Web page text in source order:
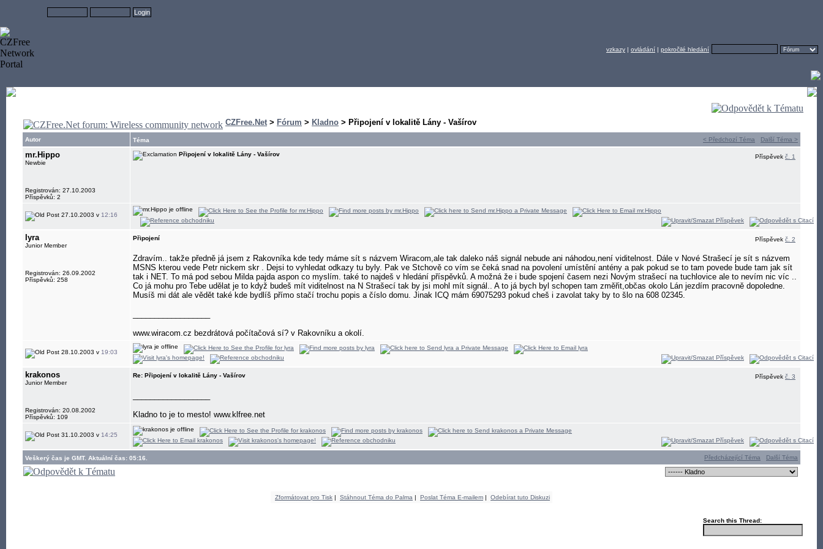
vzkazy | ovládání | pokročilé hledání
CZFree.Net > Fórum > Kladno > Připojení v lokalitě Lány - Vašírov
Autor Téma < Předchozí Téma Další Téma >
mr.Hippo
Newbie
Registrován: 27.10.2003
Příspěvků: 2
Připojení v lokalitě Lány - Vašírov Příspěvek č. 1
27.10.2003 v 12:16
lyra
Junior Member
Registrován: 26.09.2002
Příspěvků: 258
Připojení Příspěvek č. 2
Zdravím.. takže předně já jsem z Rakovníka kde tedy máme sít s názvem Wiracom,ale tak daleko náš signál nebude ani náhodou,není viditelnost. Dále v Nové Strašecí je sít s názvem
MSNS kterou vede Petr nickem skr . Dejsi to vyhledat odkazy tu byly. Pak ve Stchově co vím se čeká snad na povolení umístění antény a pak pokud se to tam povede bude tam jak sít
tak i NET. To má pod sebou Milda pajda aspon co myslím. také to najdeš v hledání příspěvků. A možná že i bude spojení časem nezi Novým strašecí na tuchlovice ale to nevím nic víc ..
Co já mohu pro Tebe udělat je to když budeš mít viditelnost na N Strašecí tak by jsi mohl mít signál.. A to já bych byl schopen tam změřit,občas okolo Lán jezdím pracovně dopoledne.
Musíš mi dát ale vědět také kde bydlíš přímo stačí trochu popis a číslo domu. Jinak ICQ mám 69075293 pokud cheš i zavolat taky by to šlo na 608 02345.
www.wiracom.cz bezdrátová počítačová sí? v Rakovníku a okolí.
28.10.2003 v 19:03
krakonos
Junior Member
Registrován: 20.08.2002
Příspěvků: 109
Re: Připojení v lokalitě Lány - Vašírov Příspěvek č. 3
Kladno to je to mesto! www.klfree.net
31.10.2003 v 14:25
Veškerý čas je GMT. Aktuální čas: 05:16. Předcházející Téma Další Téma
Zformátovat pro Tisk | Stáhnout Téma do Palma | Poslat Téma E-mailem | Odebírat tuto Diskuzi
Search this Thread: